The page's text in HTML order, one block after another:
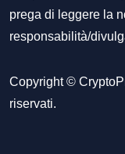
prega di leggere la
responsabilità/
Copyright ©
riservati.